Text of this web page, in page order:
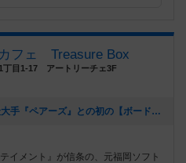
フェ Treasure Box
丁目1-17 アートリーチェ3F
[NEW] マッチングアプリ会員数最大手『ペアーズ』との初の【ボードゲームマッチングイベント】開催決定‼️（2026年01月06日 16時43分）
イメント』が信条の、元福岡ソフト